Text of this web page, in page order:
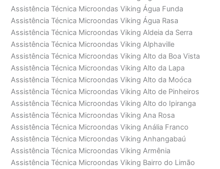
Assistência Técnica Microondas Viking Água Funda
Assistência Técnica Microondas Viking Água Rasa
Assistência Técnica Microondas Viking Aldeia da Serra
Assistência Técnica Microondas Viking Alphaville
Assistência Técnica Microondas Viking Alto da Boa Vista
Assistência Técnica Microondas Viking Alto da Lapa
Assistência Técnica Microondas Viking Alto da Moóca
Assistência Técnica Microondas Viking Alto de Pinheiros
Assistência Técnica Microondas Viking Alto do Ipiranga
Assistência Técnica Microondas Viking Ana Rosa
Assistência Técnica Microondas Viking Anália Franco
Assistência Técnica Microondas Viking Anhangabaú
Assistência Técnica Microondas Viking Armênia
Assistência Técnica Microondas Viking Bairro do Limão